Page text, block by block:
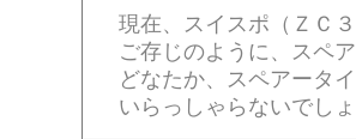
現在、スイスポ（ＺＣ
ご存じのように、スペ
どなたか、スペアータ
いらっしゃらないでし